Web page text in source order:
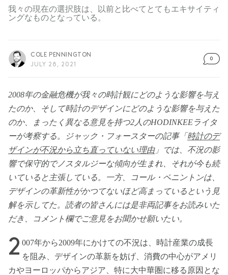
我々の現在の選択肢は、以前と比べてとてもエキサイティ
ングなものとなっている。
COLE PENNINGTON
JULY 28, 2021
0
2008年の金融危機が我々の時計観にどのような影響を与え
たのか、そして時計のデザインにどのような影響を与えた
のか、まったく異なる意見を持つ2人のHODINKEEライタ
ーが考察する。ジャック・フォースターの記事「 時計のデ
ザインが不況から立ち直っていない理由」では、不況の影
響で保守的でノスタルジーな傾向が生まれ、それが今も続
いていると主張している。一方、コール・ペニントンは、
デザインの革新性がかつてないほど高まっているという見
解を示してた。読者の皆さんには是非両記事をお読みいた
だき、コメント欄でご意見をお聞かせ願いたい。
2 007年から2009年にかけての不況は、時計産業の成長
を阻み、デザインの革新を妨げ、消費の中心がアメリ
カやヨーロッパからアジア、特に大中華圏に移る原因とな